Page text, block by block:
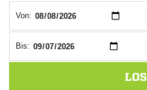
Von:
Bis:
LOS